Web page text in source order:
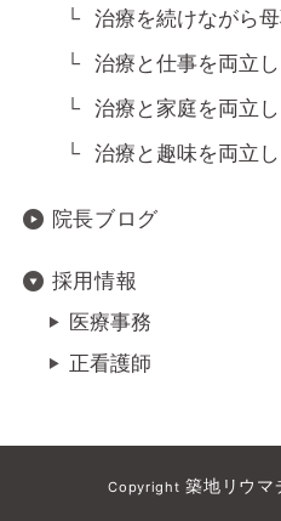
治療を続けながら
治療と仕事を両立
治療と家庭を両立
治療と趣味を両立
院長ブログ
採用情報
医療事務
正看護師
Copyright 築地リウマ